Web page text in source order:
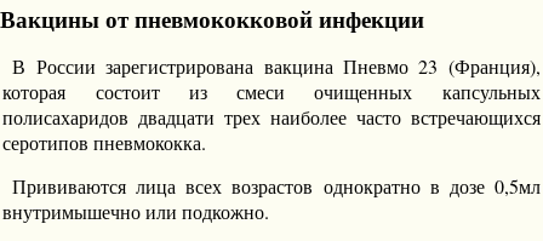
Вакцины от пневмококковой инфекции
В России зарегистрирована вакцина Пневмо 23 (Франция),
которая состоит из смеси очищенных капсульных
полисахаридов двадцати трех наиболее часто встречающихся
серотипов пневмококка.
Прививаются лица всех возрастов однократно в дозе 0,5мл
внутримышечно или подкожно.